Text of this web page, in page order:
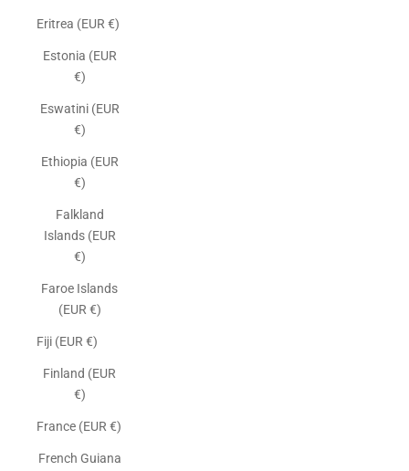
Eritrea (EUR €)
Estonia (EUR
€)
Eswatini (EUR
€)
Ethiopia (EUR
€)
Falkland
Islands (EUR
€)
Faroe Islands
(EUR €)
Fiji (EUR €)
Finland (EUR
€)
France (EUR €)
French Guiana